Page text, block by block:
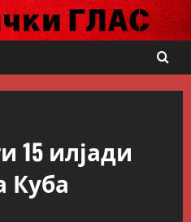
15 илјади
Куба